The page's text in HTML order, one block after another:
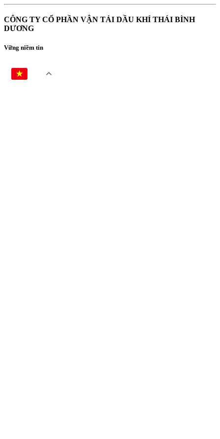
CÔNG TY CỔ PHẦN VẬN TẢI DẦU KHÍ THÁI BÌNH
DƯƠNG
Vững niềm tin